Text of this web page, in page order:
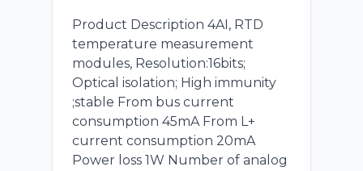
Product Description 4AI, RTD
temperature measurement
modules, Resolution:16bits;
Optical isolation; High immunity
;stable From bus current
consumption 45mA From L+
current consumption 20mA
Power loss 1W Number of analog